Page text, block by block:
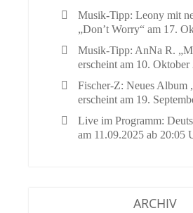
Musik-Tipp: Leony mit
„Don’t Worry“ am 17.
Musik-Tipp: AnNa R.
erscheint am 10. Oktober
Fischer-Z: Neues Album
erscheint am 19.
Live im Programm:
am 11.09.2025 ab 20:05
ARCHIV